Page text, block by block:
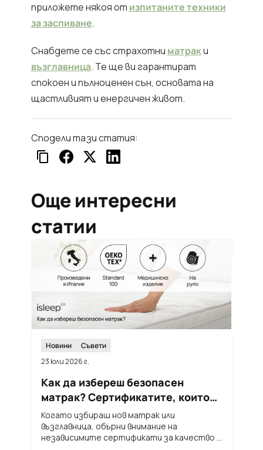
приложете някоя от изпитаните техники
за заспиване.
Снабдете се със страхотни матраки
възглавница. Те ще ви гарантират
спокоен и пълноценен сън, основата на
щастливият и енергичен живот.
Сподели тази статия:
Още интересни
статии
Новини
Съвети
23 юли 2026 г.
Как да избереш безопасен
матрак? Сертификатите, които
трябва да познаваш
Когато избираш нов матрак или
възглавница, обърни внимание на
независимите сертификати за качество и